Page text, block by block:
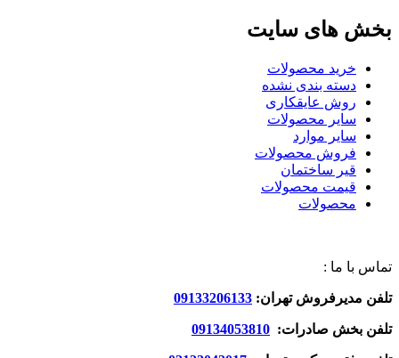
بخش های سایت
خرید محصولات
دسته بندی نشده
روش عایقکاری
سایر محصولات
سایر موارد
فروش محصولات
قیر ساختمان
قیمت محصولات
محصولات
تماس با ما :
تلفن مدیرفروش تهران: 09133206133
تلفن بخش صادرات: 09134053810